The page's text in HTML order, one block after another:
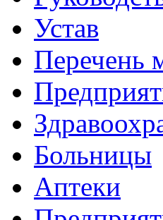
Устав
Перечень
Больницы
Аптеки